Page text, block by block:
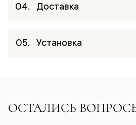
Доставка
Установка
ОСТАЛИСЬ